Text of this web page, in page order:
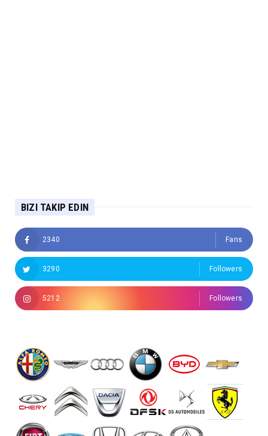
BIZI TAKIP EDIN
2340 Fans
3290 Followers
5212 Followers